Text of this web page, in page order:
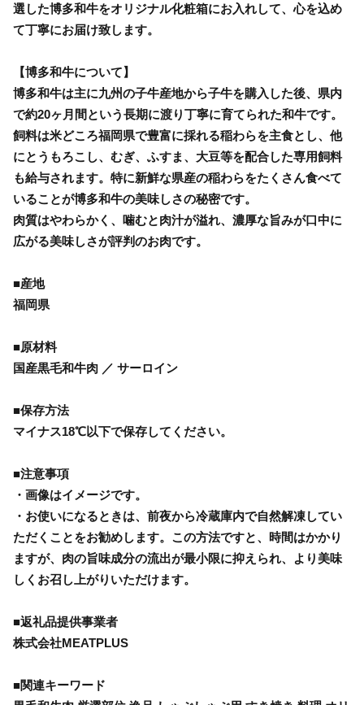
選した博多和牛をオリジナル化粧箱にお入れして、心を込め
て丁寧にお届け致します。
【博多和牛について】
博多和牛は主に九州の子牛産地から子牛を購入した後、県内
で約20ヶ月間という長期に渡り丁寧に育てられた和牛です。
飼料は米どころ福岡県で豊富に採れる稲わらを主食とし、他
にとうもろこし、むぎ、ふすま、大豆等を配合した専用飼料
も給与されます。特に新鮮な県産の稲わらをたくさん食べて
いることが博多和牛の美味しさの秘密です。
肉質はやわらかく、噛むと肉汁が溢れ、濃厚な旨みが口中に
広がる美味しさが評判のお肉です。
■産地
福岡県
■原材料
国産黒毛和牛肉 ／ サーロイン
■保存方法
マイナス18℃以下で保存してください。
■注意事項
・画像はイメージです。
・お使いになるときは、前夜から冷蔵庫内で自然解凍してい
ただくことをお勧めします。この方法ですと、時間はかかり
ますが、肉の旨味成分の流出が最小限に抑えられ、より美味
しくお召し上がりいただけます。
■返礼品提供事業者
株式会社MEATPLUS
■関連キーワード